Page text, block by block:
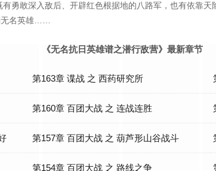
勇敢深入敌后、开辟红色根据地的八路军，也有依靠天
无名英雄……
《无名抗日英雄谱之潜行敌营》最新章节
第163章 谍战 之 西药研究所
第160章 百团大战 之 连战连胜
第157章 百团大战 之 葫芦形山谷战斗
第154章 百团大战 之 路线之争